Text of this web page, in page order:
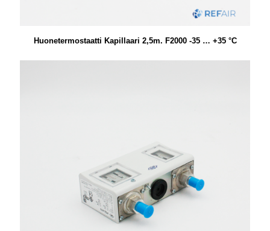
Huonetermostaatti Kapillaari 2,5m. F2000 -35 … +35 °C